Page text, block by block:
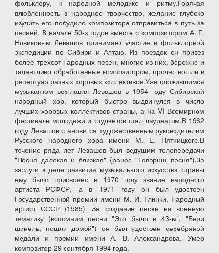
фольклору, к народной мелодике и ритму.Горячая
влюбленность в народное творчество, желание глубоко
изучить его побудило композитора отправиться в путь за
песней. В начале 50-х годов вместе с композитором А. Г.
Новиковым Левашов принимает участие в фольклорной
экспедиции по Сибири и Алтаю. Из поездок он привез
более трехсот народных песен, многие из них, бережно и
талантливо обработанные композитором, прочно вошли в
репертуар разных хоровых коллективов.Уже сложившимся
музыкантом возглавил Левашов в 1954 году Сибирский
народный хор, который быстро выдвинулся в число
лучших хоровых коллективов страны, а на VI Всемирном
фестивале молодежи и студентов стал лауреатом.В 1962
году Левашов становится художественным руководителем
Русского народного хора имени М. Е. Пятницкого.В
течение ряда лет Левашов был ведущим телепередачи
"Песня далекая и близкая" (ранее "Товарищ песня").За
заслуги в деле развития музыкального искусства страны
ему было присвоено в 1970 году звание народного
артиста РСФСР, а в 1971 году он был удостоен
Государственной премии имени М. И. Глинки. Народный
артист СССР (1985). За создание песен на военную
тематику (вспомним песни "Это было в 43-м", "Бери
шинель, пошли домой") он был удостоен серебряной
медали и премии имени А. В. Александрова. Умер
композитор 29 сентября 1994 года.